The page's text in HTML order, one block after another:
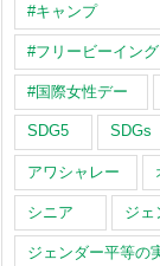
#キャンプ
#フリービーイン
#国際女性デー
SDG5 SDGs
アワシャレー
シニア ジェ
ジェンダー平等の